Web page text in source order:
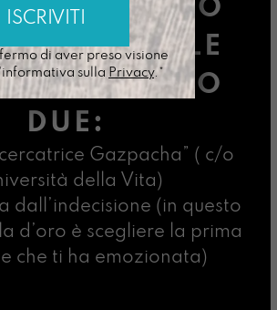
LEGGENDO
PAROLE LE
SONO
DUE:
Gazpacha” ( c/o
della Vita)
dall’indecisione (in questo
d’oro è scegliere la prima
che ti ha emozionata)
di aver preso visione
sulla Privacy.*